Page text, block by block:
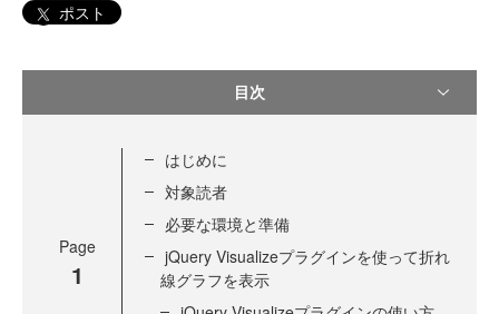
ポスト
目次
Page
1
はじめに
対象読者
必要な環境と準備
jQuery Visualizeプラグインを使って折れ
線グラフを表示